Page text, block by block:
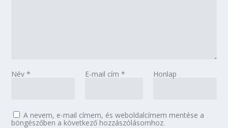
Név* E-mail cím * Honlap
A nevem, e-mail címem, és weboldalcímem mentése a
böngészőben a következő hozzászólásomhoz.